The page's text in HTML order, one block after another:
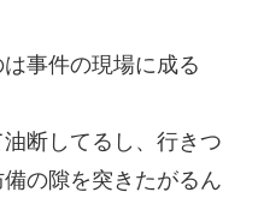
事件の現場に成る
断してるし、行きつ
の隙を突きたがるん